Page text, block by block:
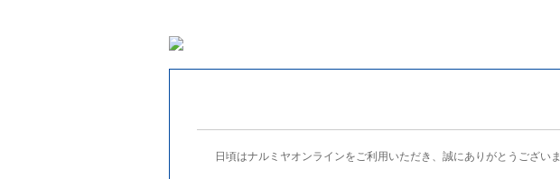
日頃はナルミヤオンラインをご利用いただき、誠にありがとうございま